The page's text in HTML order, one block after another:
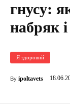
гнусу:
набряк
Я здоровий
By ipoltavets